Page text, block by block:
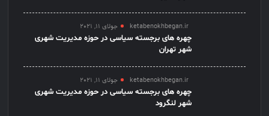
ketabenokhbegan.ir جولای 11, 2021
چهره های برجسته سیاسی در حوزه مدیریت شهری
شهر تهران
ketabenokhbegan.ir جولای 11, 2021
چهره های برجسته سیاسی در حوزه مدیریت شهری
شهر لنگرود